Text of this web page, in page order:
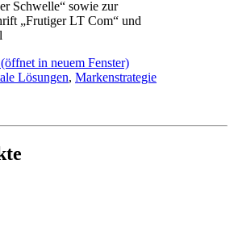
(öffnet in neuem Fenster)
Lösungen, Markenstrategie